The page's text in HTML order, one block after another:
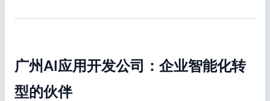
广州AI应用开发公司：企业智能化转
型的伙伴